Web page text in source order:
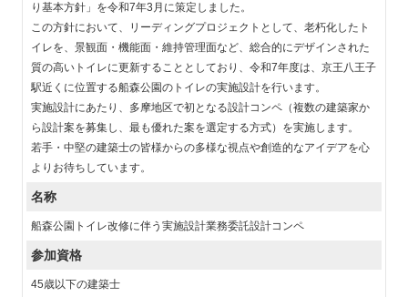
り基本方針」を令和7年3月に策定しました。
この方針において、リーディングプロジェクトとして、老朽化したト
イレを、景観面・機能面・維持管理面など、総合的にデザインされた
質の高いトイレに更新することとしており、令和7年度は、京王八王子
駅近くに位置する船森公園のトイレの実施設計を行います。
実施設計にあたり、多摩地区で初となる設計コンペ（複数の建築家か
ら設計案を募集し、最も優れた案を選定する方式）を実施します。
若手・中堅の建築士の皆様からの多様な視点や創造的なアイデアを心
よりお待ちしています。
名称
船森公園トイレ改修に伴う実施設計業務委託設計コンペ
参加資格
45歳以下の建築士